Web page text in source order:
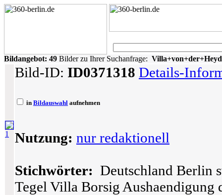
Bildangebot: 49 Bilder zu Ihrer Suchanfrage:
1
Bild-ID: ID0371318 Details-
in Bildauswahl aufnehmen
Nutzung: nur redaktionell
Stichwörter: Deutschland Berlin
Tegel Villa Borsig Aushaendigung